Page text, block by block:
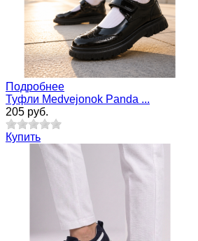
Подробнее
Туфли Medvejonok Panda ...
205 руб.
Купить